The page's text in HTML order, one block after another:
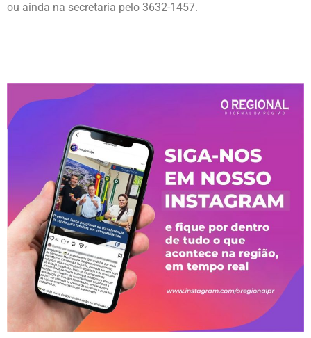
ou ainda na secretaria pelo 3632-1457.